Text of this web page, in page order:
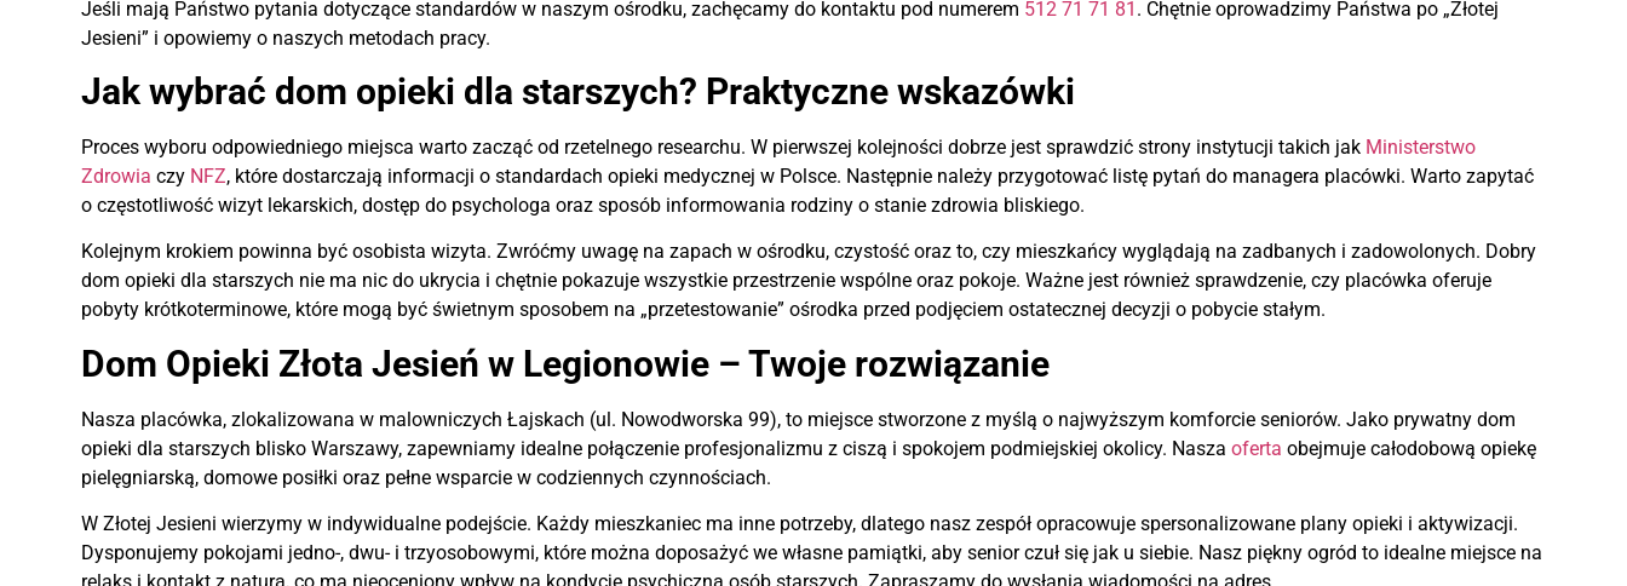
Jeśli mają Państwo pytania dotyczące standardów w naszym ośrodku, zachęcamy do kontaktu pod numerem 512 71 71 81 . Chętnie oprowadzimy Państwa po „Złotej
Jesieni” i opowiemy o naszych metodach pracy.
Jak wybrać dom opieki dla starszych? Praktyczne wskazówki
Proces wyboru odpowiedniego miejsca warto zacząć od rzetelnego researchu. W pierwszej kolejności dobrze jest sprawdzić strony instytucji takich jak Ministerstwo
Zdrowia czy NFZ, które dostarczają informacji o standardach opieki medycznej w Polsce. Następnie należy przygotować listę pytań do managera placówki. Warto zapytać
o częstotliwość wizyt lekarskich, dostęp do psychologa oraz sposób informowania rodziny o stanie zdrowia bliskiego.
Kolejnym krokiem powinna być osobista wizyta. Zwróćmy uwagę na zapach w ośrodku, czystość oraz to, czy mieszkańcy wyglądają na zadbanych i zadowolonych. Dobry
dom opieki dla starszych nie ma nic do ukrycia i chętnie pokazuje wszystkie przestrzenie wspólne oraz pokoje. Ważne jest również sprawdzenie, czy placówka oferuje
pobyty krótkoterminowe, które mogą być świetnym sposobem na „przetestowanie” ośrodka przed podjęciem ostatecznej decyzji o pobycie stałym.
Dom Opieki Złota Jesień w Legionowie – Twoje rozwiązanie
Nasza placówka, zlokalizowana w malowniczych Łajskach (ul. Nowodworska 99), to miejsce stworzone z myślą o najwyższym komforcie seniorów. Jako prywatny dom
opieki dla starszych blisko Warszawy, zapewniamy idealne połączenie profesjonalizmu z ciszą i spokojem podmiejskiej okolicy. Naszaoferta obejmuje całodobową opiekę
pielęgniarską, domowe posiłki oraz pełne wsparcie w codziennych czynnościach.
W Złotej Jesieni wierzymy w indywidualne podejście. Każdy mieszkaniec ma inne potrzeby, dlatego nasz zespół opracowuje spersonalizowane plany opieki i aktywizacji.
Dysponujemy pokojami jedno-, dwu- i trzyosobowymi, które można doposażyć we własne pamiątki, aby senior czuł się jak u siebie. Nasz piękny ogród to idealne miejsce na